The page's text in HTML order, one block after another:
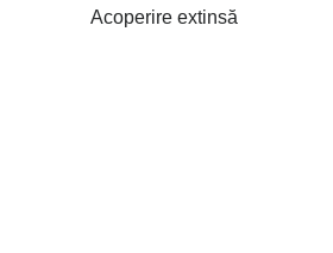
Acoperire extinsă